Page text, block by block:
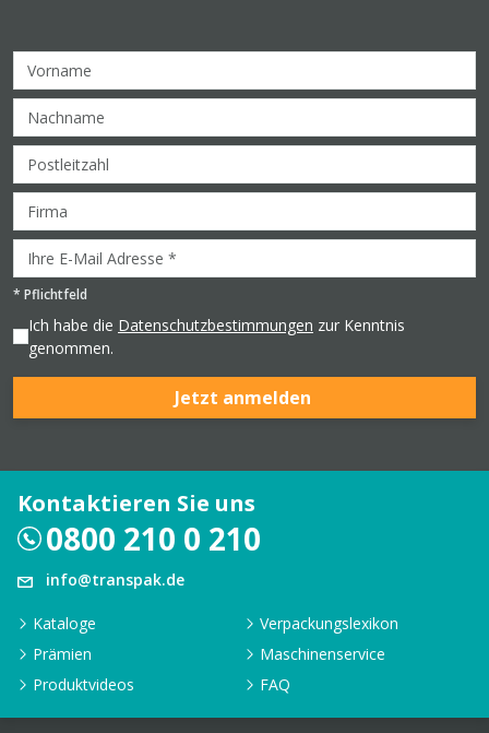
* Pflichtfeld
Ich habe die Datenschutzbestimmungen zur Kenntnis
genommen.
Jetzt anmelden
Kontaktieren Sie uns
0800 210 0 210
info@transpak.de
Kataloge
Verpackungslexikon
Prämien
Maschinenservice
Produktvideos
FAQ